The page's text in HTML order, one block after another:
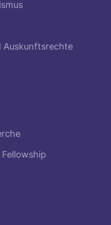
Auskunftsrechte